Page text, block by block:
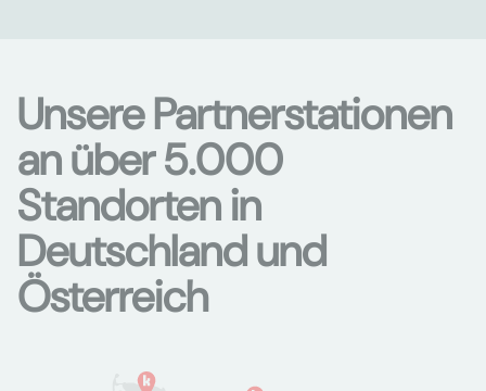
Unsere Partnerstationen
an über 5.000
Standorten in
Deutschland und
Österreich